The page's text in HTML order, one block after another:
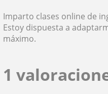
Imparto clases online de
Estoy dispuesta a
máximo.
1